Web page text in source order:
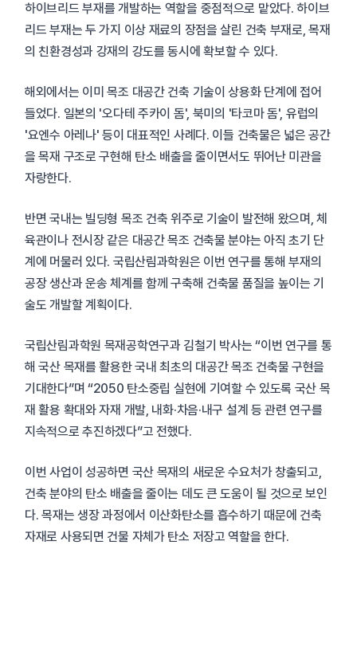
하이브리드 부재를 개발하는 역할을 중점적으로 맡았다. 하이브
리드 부재는 두 가지 이상 재료의 장점을 살린 건축 부재로, 목재
의 친환경성과 강재의 강도를 동시에 확보할 수 있다.
해외에서는 이미 목조 대공간 건축 기술이 상용화 단계에 접어
들었다. 일본의 '오다테 주카이 돔', 북미의 '타코마 돔', 유럽의
'요엔수 아레나' 등이 대표적인 사례다. 이들 건축물은 넓은 공간
을 목재 구조로 구현해 탄소 배출을 줄이면서도 뛰어난 미관을
자랑한다.
반면 국내는 빌딩형 목조 건축 위주로 기술이 발전해 왔으며, 체
육관이나 전시장 같은 대공간 목조 건축물 분야는 아직 초기 단
계에 머물러 있다. 국립산림과학원은 이번 연구를 통해 부재의
공장 생산과 운송 체계를 함께 구축해 건축물 품질을 높이는 기
술도 개발할 계획이다.
국립산림과학원 목재공학연구과 김철기 박사는 “이번 연구를 통
해 국산 목재를 활용한 국내 최초의 대공간 목조 건축물 구현을
기대한다”며 “2050 탄소중립 실현에 기여할 수 있도록 국산 목
재 활용 확대와 자재 개발, 내화·차음·내구 설계 등 관련 연구를
지속적으로 추진하겠다”고 전했다.
이번 사업이 성공하면 국산 목재의 새로운 수요처가 창출되고,
건축 분야의 탄소 배출을 줄이는 데도 큰 도움이 될 것으로 보인
다. 목재는 생장 과정에서 이산화탄소를 흡수하기 때문에 건축
자재로 사용되면 건물 자체가 탄소 저장고 역할을 한다.